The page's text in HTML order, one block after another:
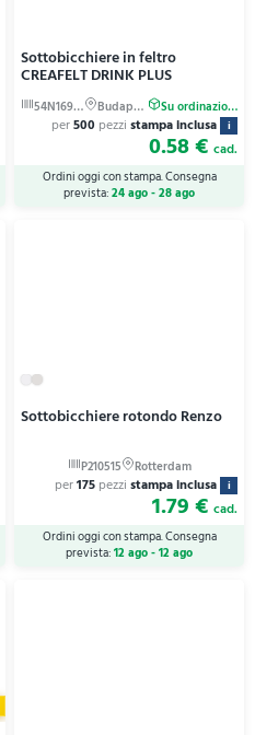
Sottobicchiere in feltro
CREAFELT DRINK PLUS
per500 pezzi stampa inclusa i
0.58 € cad.
Ordini oggi con stampa. Consegna
prevista:24 ago - 28 ago
Sottobicchiere rotondo Renzo
per175 pezzi stampa inclusa i
1.79 € cad.
Ordini oggi con stampa. Consegna
prevista:12 ago - 12 ago